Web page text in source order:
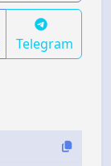
Telegram